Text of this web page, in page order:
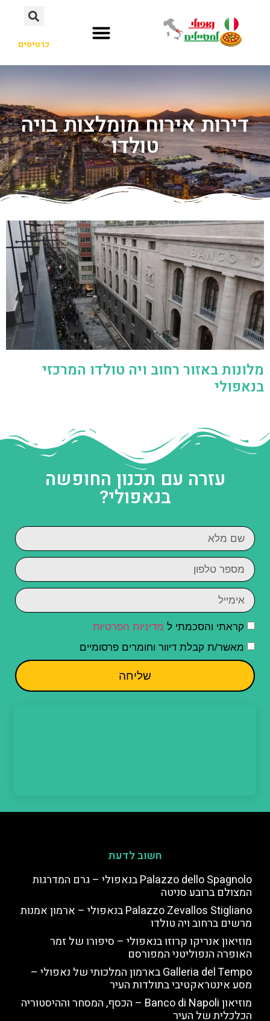
כרטיסים
דירות אירוח מומלצות בויה
טולדו
מלונות באזור רחוב ויה טולדו המרכזי
בנאפולי
עזרה עם תכנון החופשה
בנאפולי?
קראתי והסכמתי ל מדיניות הפרטיות
מאשר/ת קבלת דיוור וחומרים פרסומיים
שליחה
חשוב לדעת
Palazzo dello Spagnolo בנאפולי – גרם המדרגות
המצולם ברובע סניטה
Palazzo Zevallos Stigliano בנאפולי – ארמון אמנות
מרשים ברחוב ויה טולדו
מוזיאון אנריקו קרוזו בנאפולי – סיפורו של זמר
האופרה הנפוליטני המפורסם
Galleria del Tempo בארמון המלכותי של נאפולי –
מסע אינטראקטיבי בתולדות העיר
מוזיאון Banco di Napoli – הכסף, המסחר וההיסטוריה
הכלכלית של העיר